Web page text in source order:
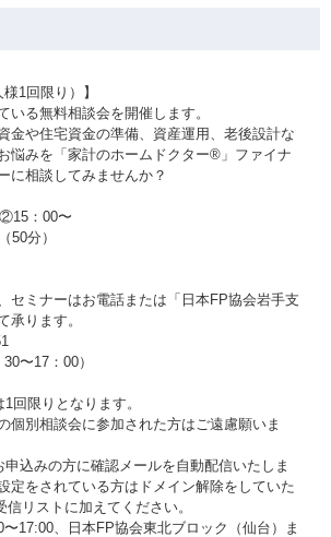
1回限り）】
いる無料相談会を開催します。
金や住宅資金の準備、資産運用、老後設計な
悩みを「家計のホームドクター®」ファイナ
に相談してみませんか？
：00〜
50分）
セミナーはお電話または「日本FP協会岩手支
承ります。
30〜17：00）
回限りとなります。
個別相談会に参加された方はご遠慮願いま
込みの方に確認メールを自動配信いたしま
定をされている方はドメイン解除をしていた
リストに加えてください。
17:00、日本FP協会東北ブロック（仙台）ま